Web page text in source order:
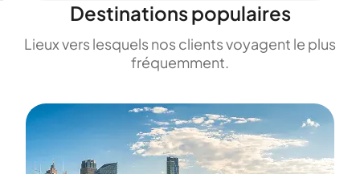
Destinations populaires
Lieux vers lesquels nos clients voyagent le plus
fréquemment.